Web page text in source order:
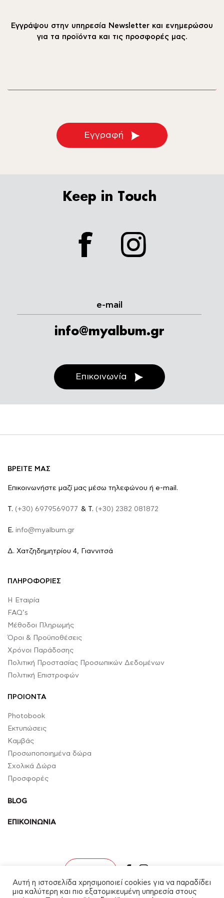
Εγγράψου στην υπηρεσία Newsletter και ενημερώσου
για τα προϊόντα και τις προσφορές μας.
Εγγραφή
Keep in Touch
facebook
e-mail
info@myalbum.gr
Επικοινωνία
ΒΡΕΙΤΕ ΜΑΣ
Επικοινωνήστε μαζί μας μέσω τηλεφώνου ή e-mail.
Τ. (+30) 6979569077 & Τ. (+30) 2382 081872
E. info@myalbum.gr
Δ. Χατζηδημητρίου 4, Γιαννιτσά
ΠΛΗΡΟΦΟΡΙΕΣ
Η Εταιρία
FAQ’s
Μέθοδοι Πληρωμής
Όροι & Προϋποθέσεις
Χρόνοι Παράδοσης
Πολιτική Προστασίας Προσωπικών Δεδομένων
Πολιτική Επιστροφών
ΠΡΟΙΟΝΤΑ
Photobook
Εκτυπώσεις
Καμβάς
Προσωποποιημένα δώρα
Σχολικά Δώρα
Προσφορές
BLOG
ΕΠΙΚΟΙΝΩΝΙΑ
Αυτή η ιστοσελίδα χρησιμοποιεί cookies για να παραδίδει
μια καλύτερη και πιο εξατομικευμένη υπηρεσία στους